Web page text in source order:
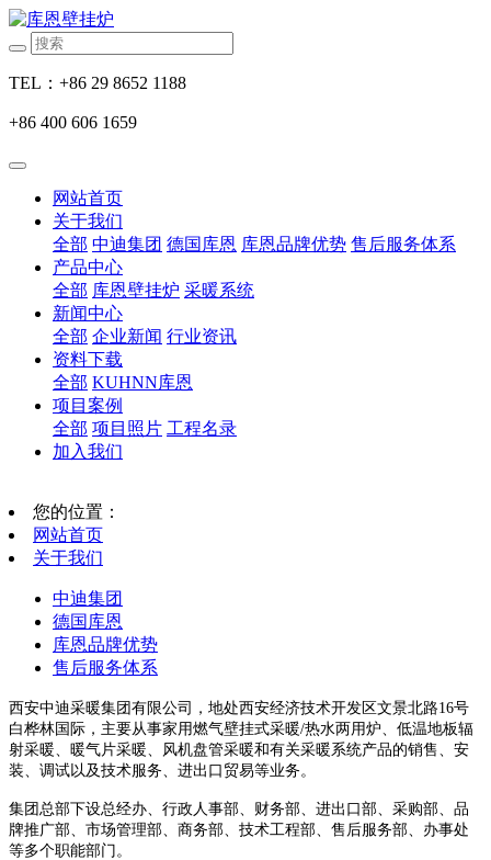
TEL：+86 29 8652 1188
+86 400 606 1659
网站首页
关于我们
全部 中迪集团 德国库恩 库恩品牌优势 售后服务体系
产品中心
全部 库恩壁挂炉 采暖系统
新闻中心
全部 企业新闻 行业资讯
资料下载
全部 KUHNN库恩
项目案例
全部 项目照片 工程名录
加入我们
您的位置：
网站首页
关于我们
中迪集团
德国库恩
库恩品牌优势
售后服务体系
西安中迪采暖集团有限公司，地处西安经济技术开发区文景北路16号
白桦林国际，主要从事家用燃气壁挂式采暖/热水两用炉、低温地板辐
射采暖、暖气片采暖、风机盘管采暖和有关采暖系统产品的销售、安
装、调试以及技术服务、进出口贸易等业务。
集团总部下设总经办、行政人事部、财务部、进出口部、采购部、品
牌推广部、市场管理部、商务部、技术工程部、售后服务部、办事处
等多个职能部门。